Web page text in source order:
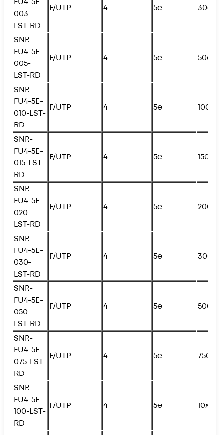
003-
LST-RD
F/UTP 4 5e 30см
SNR-
FU4-5E-
005-
LST-RD
F/UTP 4 5e 50см
SNR-
FU4-5E-
010-LST-
RD
F/UTP 4 5e
SNR-
FU4-5E-
015-LST-
RD
F/UTP 4 5e 150см
SNR-
FU4-5E-
020-
LST-RD
F/UTP 4 5e
SNR-
FU4-5E-
030-
LST-RD
F/UTP 4 5e
SNR-
FU4-5E-
050-
LST-RD
F/UTP 4 5e
SNR-
FU4-5E-
075-LST-
RD
F/UTP 4 5e
SNR-
FU4-5E-
100-LST-
RD
F/UTP 4 5e 10м